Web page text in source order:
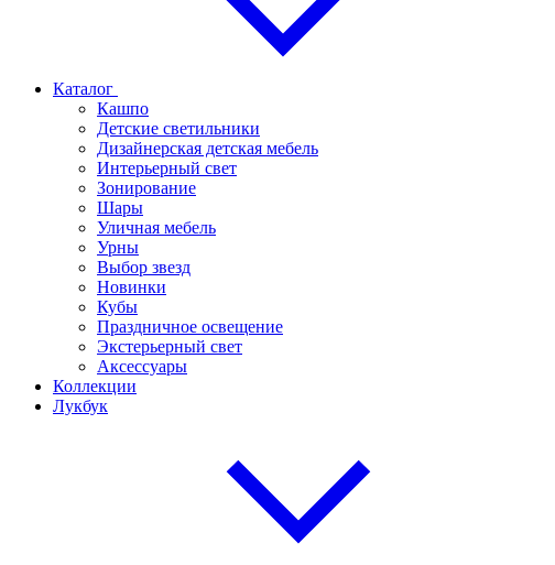
Каталог
Кашпо
Детские светильники
Дизайнерская детская мебель
Интерьерный свет
Зонирование
Шары
Уличная мебель
Урны
Выбор звезд
Новинки
Кубы
Праздничное освещение
Экстерьерный свет
Аксессуары
Коллекции
Лукбук